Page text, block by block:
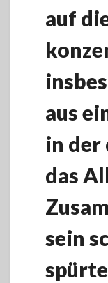
auf
aus
in der
das
sein